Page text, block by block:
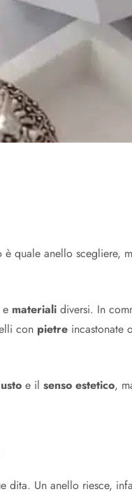
quale anello scegliere,
e materialidiversi. In
con pietre incastonate
e ilsenso estetico,
dita. Un anello riesce,